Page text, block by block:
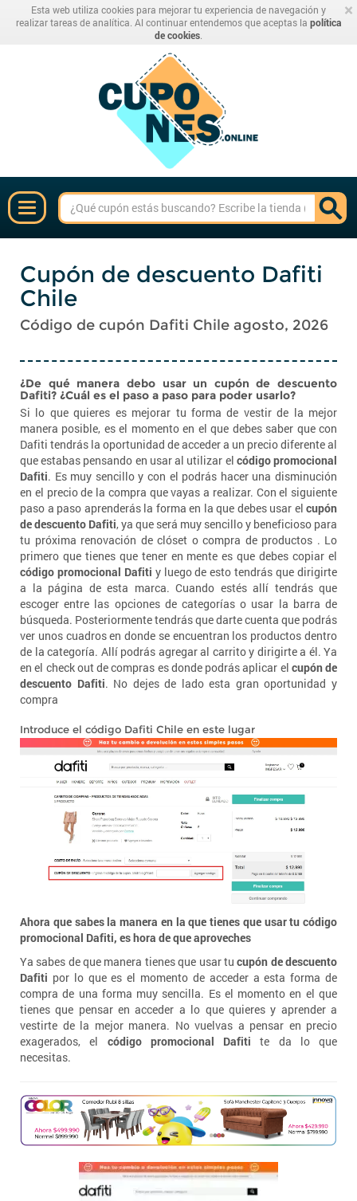
×
Esta web utiliza cookies para mejorar tu experiencia de navegación y
realizar tareas de analítica. Al continuar entendemos que aceptas la política
de cookies
Cupón de descuento Dafiti
Chile
Código de cupón Dafiti Chile agosto, 2026
¿De qué manera debo usar un cupón de descuento
Dafiti? ¿Cuál es el paso a paso para poder usarlo?
Si lo que quieres es mejorar tu forma de vestir de la mejor
manera posible, es el momento en el que debes saber que con
Dafiti tendrás la oportunidad de acceder a un precio diferente al
que estabas pensando en usar al utilizar el código promocional
Dafiti. Es muy sencillo y con el podrás hacer una disminución
en el precio de la compra que vayas a realizar. Con el siguiente
paso a paso aprenderás la forma en la que debes usar el cupón
de descuento Dafiti, ya que será muy sencillo y beneficioso para
tu próxima renovación de clóset o compra de productos . Lo
primero que tienes que tener en mente es que debes copiar el
código promocional Dafiti y luego de esto tendrás que dirigirte
a la página de esta marca. Cuando estés allí tendrás que
escoger entre las opciones de categorías o usar la barra de
búsqueda. Posteriormente tendrás que darte cuenta que podrás
ver unos cuadros en donde se encuentran los productos dentro
de la categoría. Allí podrás agregar al carrito y dirigirte a él. Ya
en el check out de compras es donde podrás aplicar el cupón de
descuento Dafiti. No dejes de lado esta gran oportunidad y
compra
Introduce el código Dafiti Chile en este lugar
Ahora que sabes la manera en la que tienes que usar tu código
promocional Dafiti, es hora de que aproveches
Ya sabes de que manera tienes que usar tucupón de descuento
Dafiti por lo que es el momento de acceder a esta forma de
compra de una forma muy sencilla. Es el momento en el que
tienes que pensar en acceder a lo que quieres y aprender a
vestirte de la mejor manera. No vuelvas a pensar en precio
exagerados, el código promocional Dafiti te da lo que
necesitas.